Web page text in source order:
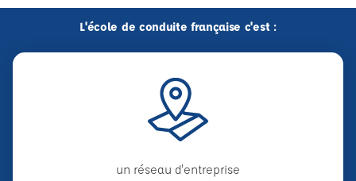
L'école de conduite française c'est :
un réseau d'entreprise